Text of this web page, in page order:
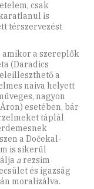
csak
is
térszervezést
amikor a szereplők
(Daradics
a
naiva helyett
nagyon
esetében, bár
táplál
a Dočekal-
is sikerül
arezsim
és igazság
moralizálva.